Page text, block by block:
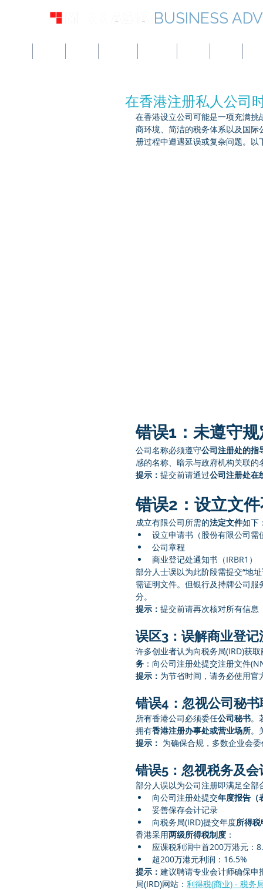
BUSINESS
在香港注册私人公司
在香港设立公司可能是一项充满
商环境、简洁的税务体系以及国
册过程中遭遇延误或复杂问题。以
错误1：未遵守
公司名称必须遵守公司注册处的指
感的名称、暗示与政府机构关联的
提示： 提交前请通过公司注册处在
错误2：设立文
成立有限公司所需的法定文件如下：
设立申请书（股份有限公司需
公司章程
商业登记处通知书（IRBR1）
部分人士误以为此阶段需提交“地
需证明文件。但银行及持牌公司
分。
提示： 提交前请再次核对所有信息
误区3：误解商业登记
许多创业者认为向税务局(IRD)获取
务 ：向公司注册处提交注册文件
提示： 为节省时间，请务必使用
错误4：忽视公司秘书
所有香港公司必须委任公司秘书。
拥有香港注册办事处或营业场所。
提示： 为确保合规，多数企业会委
错误5：忽视税务及会
部分人误以为公司注册即满足全部
向公司注册处提交年度报告（
妥善保存会计记录
向税务局(IRD)提交年度所得
香港采用两级所得税制度 ：
应课税利润中首200万港元：
超200万港元利润：16.5%
提示： 建议聘请专业会计师确保申
局(IRD)网站： 利得税(商业) ‒ 税务